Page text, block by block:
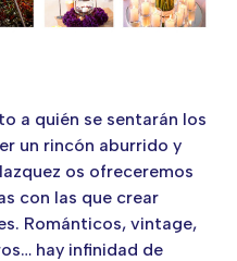
a quién se sentarán los
un rincón aburrido y
os ofreceremos
con las que crear
Románticos, vintage,
hay infinidad de